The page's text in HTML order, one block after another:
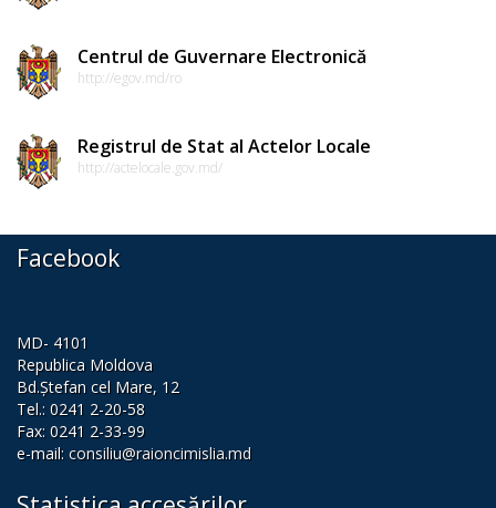
verbale
ale
Consiliului
Cimișlia
Consiliului
Raional
LIVE
Declarație
de
Centrul de Guvernare Electronică
http://egov.md/ro
Registrul de Stat al Actelor Locale
http://actelocale.gov.md/
Facebook
MD- 4101
Republica Moldova
Bd.Ștefan cel Mare, 12
Tel.: 0241 2-20-58
Fax: 0241 2-33-99
e-mail: consiliu@raioncimislia.md